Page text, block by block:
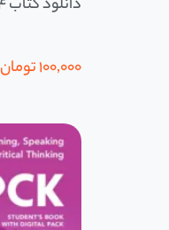
دانلود کتاب 4 unlock 3rd ls
100,000تومان